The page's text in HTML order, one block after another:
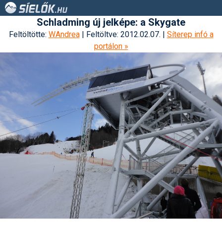
Schladming új jelképe: a Skygate
Feltöltötte: WAndrea| Feltöltve: 2012.02.07. | Síterep infó a
portálon »